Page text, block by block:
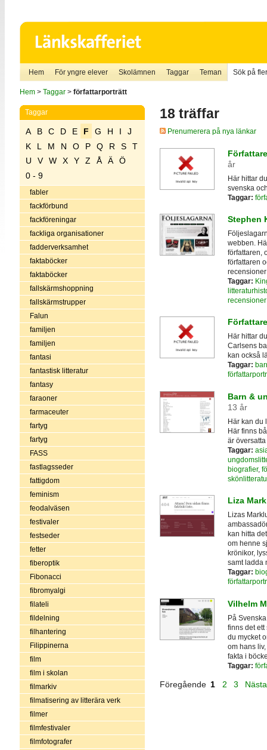
Hem För yngre elever Skolämnen Taggar Teman Sök på
Hem> Taggar> författarporträtt
Taggar
A B C D E F G H I
J
K
L M N O P Q R S
T
U
V W X Y Z Å Ä
Ö
0 - 9
fabler
fackförbund
fackföreningar
fackliga organisationer
fadderverksamhet
faktaböcker
faktaböcker
fallskärmshoppning
fallskärmstrupper
Falun
familjen
familjen
fantasi
fantastisk litteratur
fantasy
faraoner
farmaceuter
fartyg
fartyg
FASS
fastlagsseder
fattigdom
feminism
feodalväsen
festivaler
festseder
fetter
fiberoptik
Fibonacci
fibromyalgi
filateli
fildelning
filhantering
Filippinerna
film
film i skolan
filmarkiv
filmatisering av litterära verk
filmer
filmfestivaler
filmfotografer
18 träffar
Prenumerera på nya länkar
år
Här hittar
svenska
Taggar:
Stephen
webben.
författaren,
författaren
Taggar:
recensioner
Här hittar
Carlsens
kan också
Taggar:
Barn &
13 år
Här kan du
Här finns
är
Taggar:
biografier,
Liza
Lizas
kan hitta
om henne
krönikor,
samt ladda
Taggar:
Vilhelm
På
finns det ett
du mycket
om hans
fakta i
Taggar:
Föregående 1 2 3